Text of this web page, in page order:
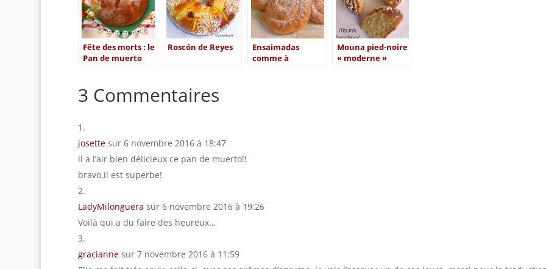
Fête des morts : le
Pan de muerto
Roscón de Reyes
Ensaimadas
comme à
Mouna pied-noire
« moderne »
3 Commentaires
josette sur 6 novembre 2016 à 18:47
il a l’air bien délicieux ce pan de muerto!!
bravo,il est superbe!
LadyMilonguera sur 6 novembre 2016 à 19:26
Voilà qui a du faire des heureux…
gracianne sur 7 novembre 2016 à 11:59